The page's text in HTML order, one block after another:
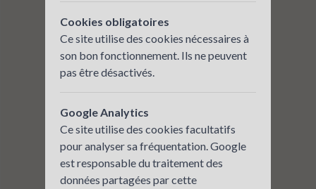
Cookies obligatoires
Ce site utilise des cookies nécessaires à
son bon fonctionnement. Ils ne peuvent
pas être désactivés.
Google Analytics
Ce site utilise des cookies facultatifs
pour analyser sa fréquentation. Google
est responsable du traitement des
données partagées par cette